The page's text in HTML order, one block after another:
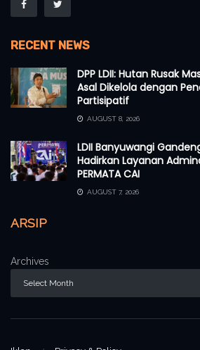
RECENT NEWS
DPP LDII: Hutan Rusak
Asal Dikelola dengan
Partisipatif
AUGUST 8, 2026
LDII Banyuwangi
Hadirkan Layanan
PERMATA CAI
AUGUST 7, 2026
ARSIP
Archives